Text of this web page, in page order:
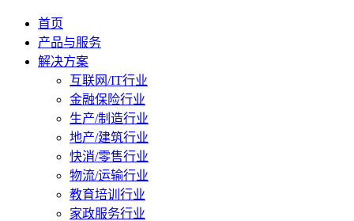
首页
产品与服务
解决方案
互联网/IT行业
金融保险行业
生产/制造行业
地产/建筑行业
快消/零售行业
物流/运输行业
教育培训行业
家政服务行业